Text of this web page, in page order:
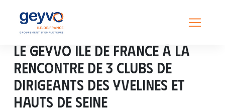
Le GEYVO ILE DE FRANCE à la
rencontre de 3 Clubs de
dirigeants des Yvelines et
Hauts de Seine